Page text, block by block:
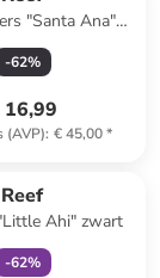
"Santa Ana"
-62%
16,99
(AVP): € 45,00*
Reef
Ahi" zwart
-62%